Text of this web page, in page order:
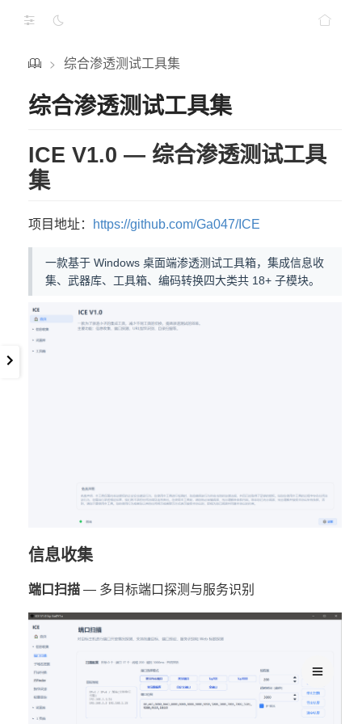
> 综合渗透测试工具集
综合渗透测试工具集
ICE V1.0 — 综合渗透测试工具
集
项目地址： https://github.com/Ga047/ICE
一款基于 Windows 桌面端渗透测试工具箱，集成信息收
集、武器库、工具箱、编码转换四大类共 18+ 子模块。
信息收集
端口扫描 — 多目标端口探测与服务识别